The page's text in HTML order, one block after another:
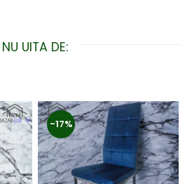
NU UITA DE:
-17%